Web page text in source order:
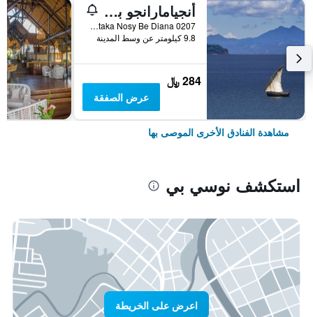
أنجيامارانجو بيتش ريزورت
Befotaka Nosy Be Diana 0207, نوسي بي, مدغشقر
9.8 كيلومتر عن وسط المدينة
284 ﷼
عرض الصفقة
مشاهدة الفنادق الأخرى الموصى بها
استكشف نوسي بي
اعرض على الخريطة